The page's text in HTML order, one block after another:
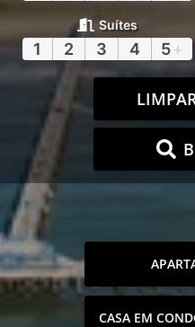
Suítes
1 2 3 4 5+
CASA EM